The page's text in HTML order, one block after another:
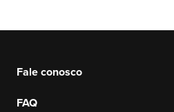
Fale conosco
FAQ